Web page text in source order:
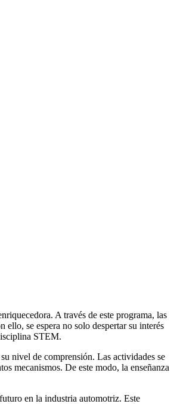
A través de este programa, las
se espera no solo despertar su interés
STEM.
nivel de comprensión. Las actividades se
mecanismos. De este modo, la enseñanza
en la industria automotriz. Este